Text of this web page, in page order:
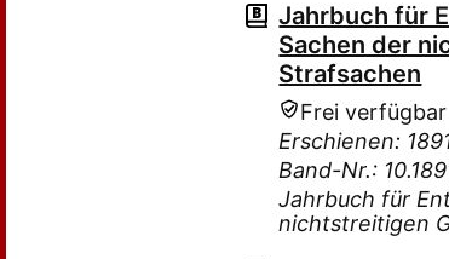
Jahrbuch für
Sachen der
Strafsachen
Frei verfügbar
Erschienen:
Band-Nr.:
Jahrbuch für
nichtstreitigen